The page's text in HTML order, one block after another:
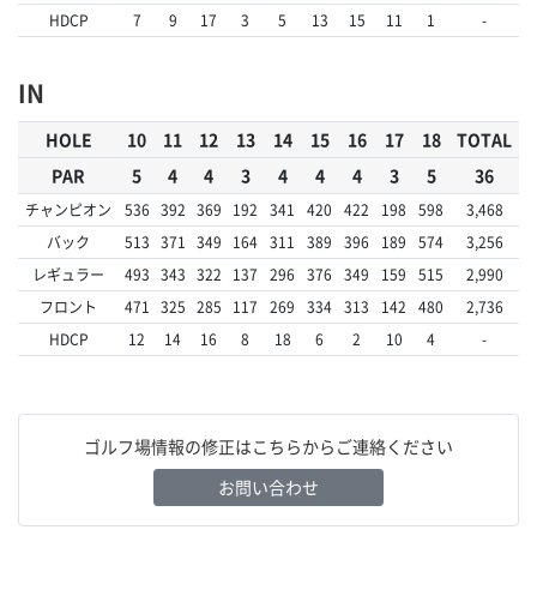
HDCP
7 9 17 3 5 13 15 11 1 -
IN
HOLE 10 11 12 13 14 15 16 17 18
TOTAL
PAR
5 4 4 3 4 4 4 3 5 36
チャンピオン 536 392 369 192 341 420 422 198 598
3,468
バック
513 371 349 164 311 389 396 189 574
3,256
レギュラー
493 343 322 137 296 376 349 159 515
2,990
フロント
471 325 285 117 269 334 313 142 480
2,736
HDCP
12 14 16 8 18 6 2 10 4 -
ゴルフ場情報の修正はこちらからご連絡ください
お問い合わせ